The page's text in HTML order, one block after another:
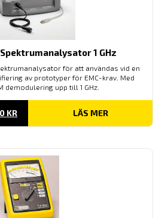
1 GHz
för att användas vid en
av prototyper för EMC-krav. Med
demodulering upp till 1 GHz.
KRDET
NUVARANDE
PRISET
LÄS MER